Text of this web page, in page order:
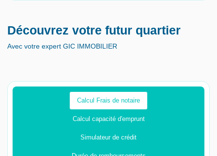
Découvrez votre futur quartier
Avec votre expert GIC IMMOBILIER
Calcul Frais de notaire
Calcul capacité d'emprunt
Simulateur de crédit